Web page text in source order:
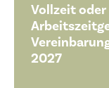
Vollzeit
2027